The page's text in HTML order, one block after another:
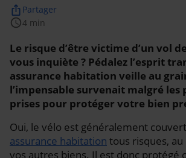
schedule4 min
ios_share Partager
Le risque d’être victime d’un vol
vous inquiète ? Pédalez l’esprit
assurance habitation veille au
l’impensable survenait malgré les
prises pour protéger votre bien
Oui, le vélo est généralement
assurance habitation tous risques,
vos autres biens. Il est donc protégé